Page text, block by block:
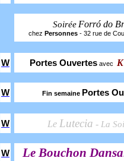
Soirée Forró do
chez Personnes - 32 rue de
W Portes Ouvertes avec
W Fin semaine Portes
W Le Lutecia - La
W Le Bouchon